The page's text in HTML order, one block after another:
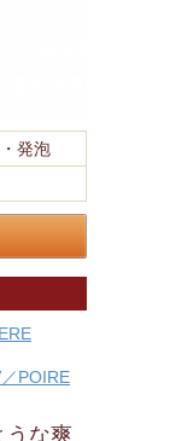
発泡
POIRE
うな爽